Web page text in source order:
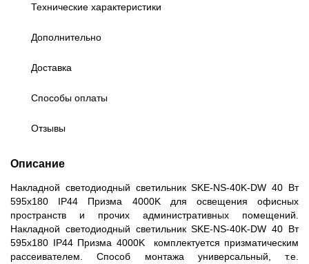
Технические характеристики
Дополнительно
Доставка
Способы оплаты
Отзывы
Описание
Накладной светодиодный светильник SKE-NS-40K-DW 40 Вт
595x180 IP44 Призма 4000K для освещения офисных
пространств и прочих административных помещений.
Накладной светодиодный светильник SKE-NS-40K-DW 40 Вт
595x180 IP44 Призма 4000K комплектуется призматическим
рассеивателем. Способ монтажа универсальный, т.е.